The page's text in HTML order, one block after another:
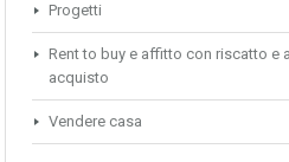
Progetti
Rent to buy e affitto con riscatto e
acquisto
Vendere casa